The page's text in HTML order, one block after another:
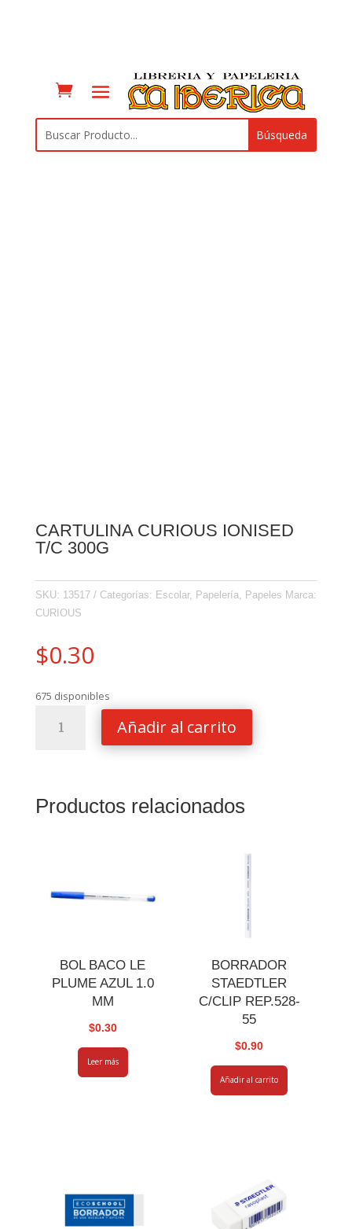
CARTULINA CURIOUS IONISED
T/C 300G
SKU: 13517 Categorías: Escolar, Papelería Papeles Marca:
CURIOUS
$0.30
675 disponibles
CURIOUS
cantidad
Añadir al carrito
Productos relacionados
BOL BACO LE
PLUME AZUL 1.0
MM
$0.30
Leer más
BORRADOR
STAEDTLER
C/CLIP REP.528-
55
$0.90
Añadir al carrito